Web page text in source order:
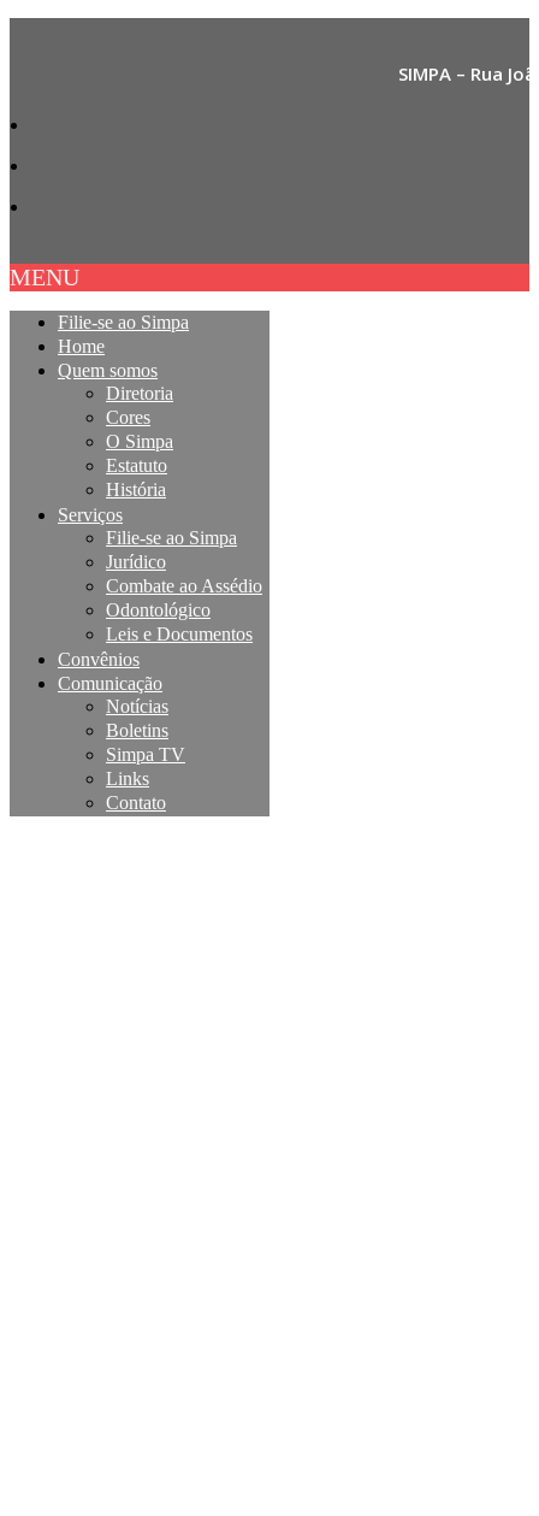
SIMPA – Rua
MENU
Filie-se ao Simpa
Home
Quem somos
Diretoria
Cores
O Simpa
Estatuto
História
Serviços
Filie-se ao Simpa
Jurídico
Combate ao Assédio
Odontológico
Leis e Documentos
Convênios
Comunicação
Notícias
Boletins
Simpa TV
Links
Contato